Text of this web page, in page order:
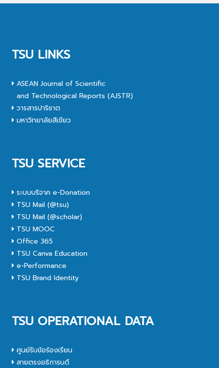
TSU LINKS
ASEAN Journal of Scientific
and Technological Reports (AJSTR)
วารสารปาริชาต
มหาวิทยาลัยสีเขียว
TSU SERVICE
ระบบบริจาค e-Donation
TSU Mail (@tsu)
TSU Mail (@scholar)
TSU MOOC
Office 365
TSU Canva Education
e-Performance
TSU Brand Identity
TSU OPERATIONAL DATA
ศูนย์รับข้อร้องเรียน
สายตรงอธิการบดี